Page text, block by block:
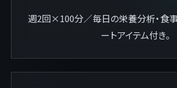
週2回×100分／毎日の栄養分析・食事
ートアイテム付き。